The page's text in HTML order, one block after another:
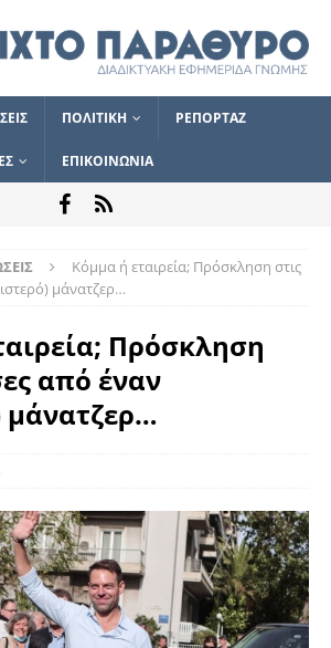
ΠΟΛΙΤΙΚΗ ΡΕΠΟΡΤΑΖ
ΕΠΙΚΟΙΝΩΝΙΑ
Κόμμα ή εταιρεία; Πρόσκληση στις
μάνατζερ…
Πρόσκληση
από έναν
μάνατζερ…